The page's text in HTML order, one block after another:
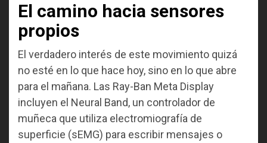
El camino hacia sensores
propios
El verdadero interés de este movimiento quizá
no esté en lo que hace hoy, sino en lo que abre
para el mañana. Las Ray-Ban Meta Display
incluyen el Neural Band, un controlador de
muñeca que utiliza electromiografía de
superficie (sEMG) para escribir mensajes o